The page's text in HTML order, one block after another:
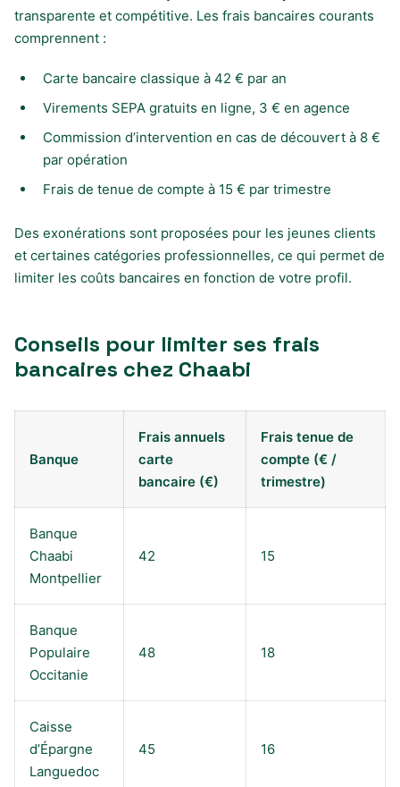
transparente et compétitive. Les frais bancaires courants
comprennent :
Carte bancaire classique à 42 € par an
Virements SEPA gratuits en ligne, 3 € en agence
Commission d’intervention en cas de découvert à 8 €
par opération
Frais de tenue de compte à 15 € par trimestre
Des exonérations sont proposées pour les jeunes clients
et certaines catégories professionnelles, ce qui permet de
limiter les coûts bancaires en fonction de votre profil.
Conseils pour limiter ses frais
bancaires chez Chaabi
Banque
Frais annuels
carte
bancaire (€)
Frais tenue de
compte (€ /
trimestre)
Banque
Chaabi
Montpellier
42 15
Banque
Populaire
Occitanie
48 18
Caisse
d’Épargne
Languedoc
45 16